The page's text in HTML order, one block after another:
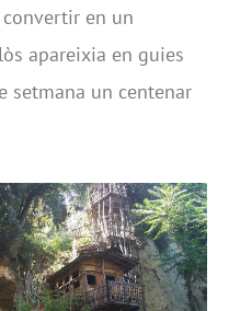
en un
apareixia en guies
setmana un centenar